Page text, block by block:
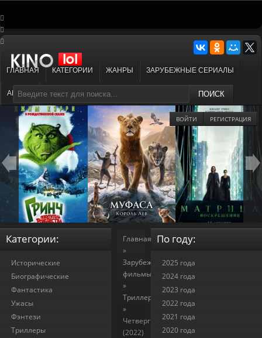
ПОИСК
ВОЙТИ РЕГИСТРАЦИЯ
ГЛАВНАЯ КАТЕГОРИИ ЖАНРЫ ЗАРУБЕЖНЫЕ СЕРИАЛЫ
АНИМЕ МУЛЬТФИЛЬМЫ
Главная
»
Зарубежные
фильмы
»
Триллеры
»
Четверг
(2022)
Категории:
Исторические
Биографические
Фантастика
Ужасы
Фэнтези
Триллеры
По году:
2025 года
2024 года
2023 года
2022 года
2021 года
2020 года